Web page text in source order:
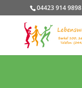
04423 914 9898